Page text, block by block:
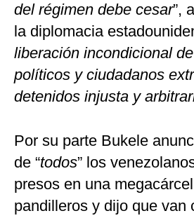
del régimen debe cesar”,
la diplomacia
liberación incondicional
políticos y ciudadanos
detenidos injusta y
Por su parte Bukele
de “todos” los
presos en una
pandilleros y dijo que van